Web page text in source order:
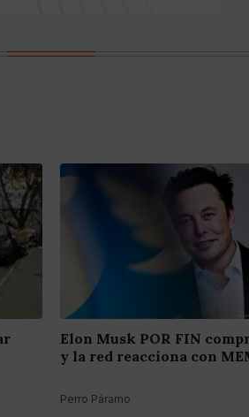
Elon Musk POR FIN
y la red reacciona con
Perro Páramo